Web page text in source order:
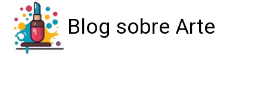
Blog sobre Arte